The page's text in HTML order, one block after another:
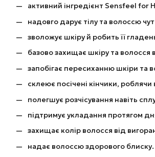
активний інгредієнт Sensfeel for
надовго дарує тілу та волоссю
зволожує шкіру й робить її
базово захищає шкіру та
запобігає пересиханню шкіри та
склеює посічені кінчики,
полегшує розчісування навіть
підтримує укладання протягом
захищає колір волосся від
надає волоссю здорового блиску.